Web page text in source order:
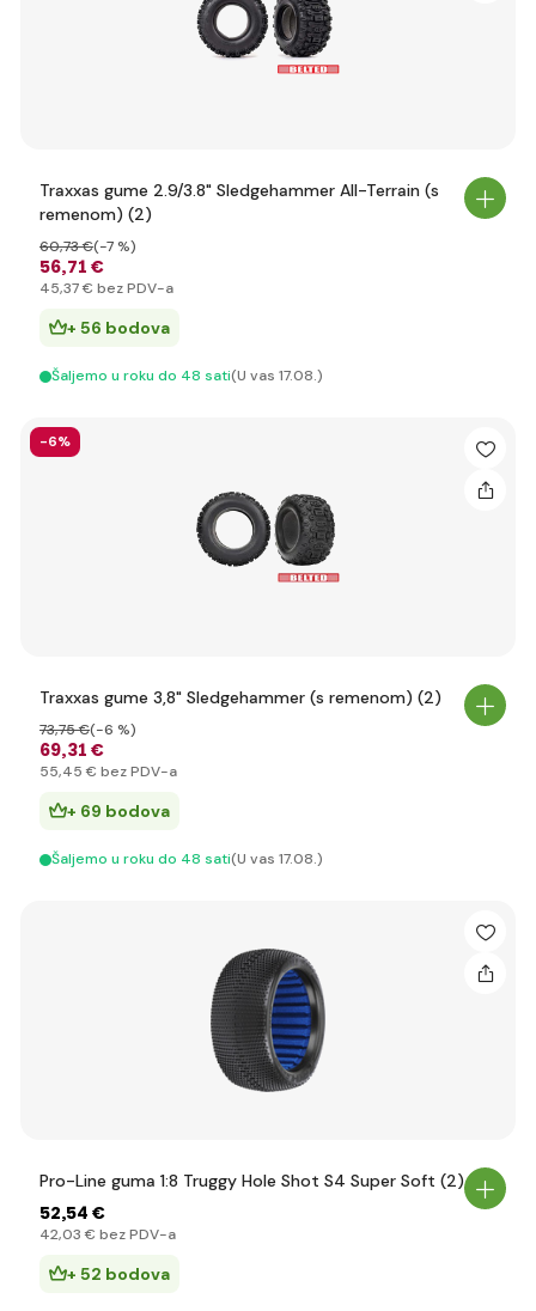
Traxxas gume 2.9/3.8" Sledgehammer All-Terrain (s
remenom) (2)
56,71 €
60,73 €(-7 %)
45,37 € bez PDV-a
+ 56 bodova
Šaljemo u roku do 48 sati(U vas 17.08.)
-6%
Traxxas gume 3,8" Sledgehammer (s remenom) (2)
69,31 €
73,75 €(-6 %)
55,45 € bez PDV-a
+ 69 bodova
Šaljemo u roku do 48 sati(U vas 17.08.)
Pro-Line guma 1:8 Truggy Hole Shot S4 Super Soft (2)
52,54 €
42,03 € bez PDV-a
+ 52 bodova